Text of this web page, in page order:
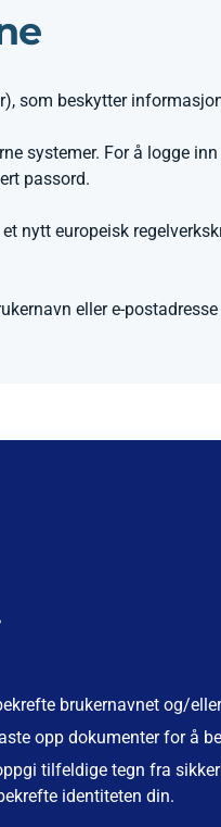
som beskytter
systemer. For å logge
passord.
nytt europeisk
eller e-
brukernavnet og/
opp dokumenter for å
tilfeldige tegn fra
identiteten din.